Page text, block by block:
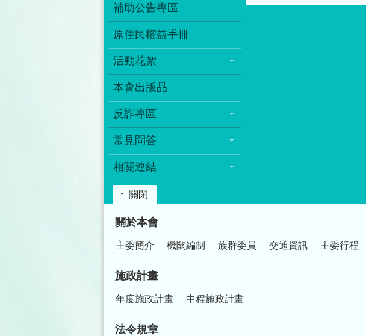
補助公告專區
原住民權益手冊
活動花絮
本會出版品
反詐專區
常見問答
相關連結
關閉
關於本會
主委簡介 機關編制 族群委員 交通資訊 主委行程
施政計畫
年度施政計畫 中程施政計畫
法令規章